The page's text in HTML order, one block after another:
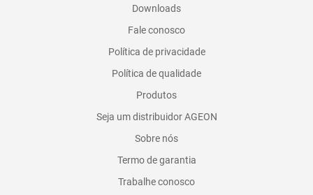
Downloads
Fale conosco
Política de privacidade
Política de qualidade
Produtos
Seja um distribuidor AGEON
Sobre nós
Termo de garantia
Trabalhe conosco